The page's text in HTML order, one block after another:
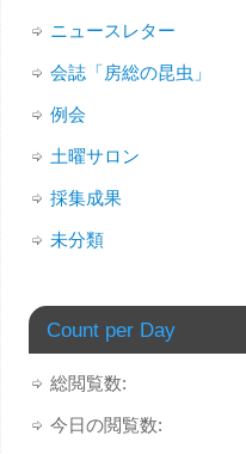
ニュースレター
会誌「房総の昆虫」
例会
土曜サロン
採集成果
未分類
Count per Day
総閲覧数:
今日の閲覧数: